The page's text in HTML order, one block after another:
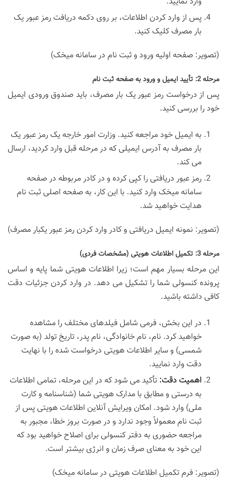
پس از وارد کردن اطلاعات، بر روی دکمه دریافت رمز عبور یک
بار مصرف کلیک کنید.
(تصویر: صفحه اولیه ورود و ثبت نام در سامانه میخک)
مرحله 2: تأیید ایمیل و ورود به صفحه ثبت نام
پس از درخواست رمز عبور یک بار مصرف، باید صندوق ورودی ایمیل
خود را بررسی کنید.
به ایمیل خود مراجعه کنید. وزارت امور خارجه یک رمز عبور یک
بار مصرف به آدرس ایمیلی که در مرحله قبل وارد کردید، ارسال
می کند.
رمز عبور دریافتی را کپی کرده و در کادر مربوطه در صفحه
سامانه میخک وارد کنید. با این کار، به صفحه اصلی ثبت نام
هدایت خواهید شد.
(تصویر: نمونه ایمیل دریافتی و کادر وارد کردن رمز عبور یکبار مصرف)
مرحله 3: تکمیل اطلاعات هویتی (مشخصات فردی)
این مرحله بسیار مهم است؛ زیرا اطلاعات هویتی شما پایه و اساس
پرونده کنسولی شما را تشکیل می دهد. در وارد کردن جزئیات دقت
کافی داشته باشید.
در این بخش، فرمی شامل فیلدهای مختلف را مشاهده
خواهید کرد. نام، نام خانوادگی، نام پدر، تاریخ تولد (به صورت
شمسی) و سایر اطلاعات هویتی درخواست شده را با نهایت
دقت وارد نمایید.
اهمیت دقت: تأکید می شود که در این مرحله، تمامی اطلاعات
به درستی و مطابق با مدارک هویتی شما (شناسنامه و کارت
ملی) وارد شود. امکان ویرایش آنلاین اطلاعات هویتی پس از
ثبت نام معمولاً وجود ندارد و در صورت بروز خطا، مجبور به
مراجعه حضوری به دفتر کنسولی برای اصلاح خواهید بود که
این خود به معنای صرف زمان و انرژی بیشتر است.
(تصویر: فرم تکمیل اطلاعات هویتی در سامانه میخک)